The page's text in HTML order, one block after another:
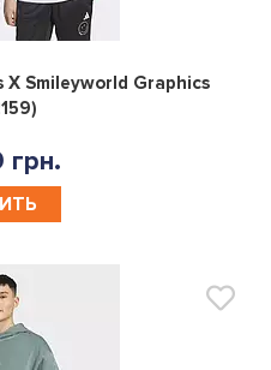
0
Smileyworld Graphics
грн.